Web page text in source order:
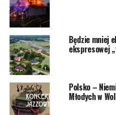
Będzie mniej
ekspresowej
Polsko –
Młodych w